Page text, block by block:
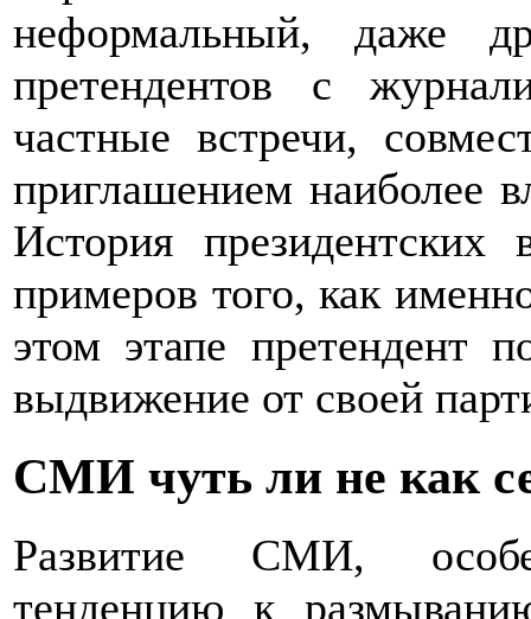
неформальный, даже
претендентов с
частные встречи,
приглашением наиболее
История
примеров того, как
этом этапе претендент
выдвижение от своей
СМИ чуть ли не как
Развитие СМИ,
тенденцию к